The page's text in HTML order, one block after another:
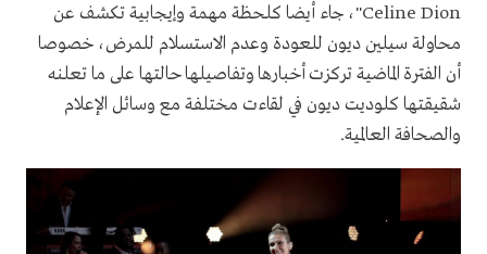
Celine Dion"، جاء أيضا كلحظة مهمة وإيجابية تكشف عن
محاولة سيلين ديون للعودة وعدم الاستسلام للمرض، خصوصا
أن الفترة الماضية تركزت أخبارها وتفاصيلها حالتها على ما تعلنه
شقيقتها كلوديت ديون في لقاءت مختلفة مع وسائل الإعلام
والصحافة العالمية.